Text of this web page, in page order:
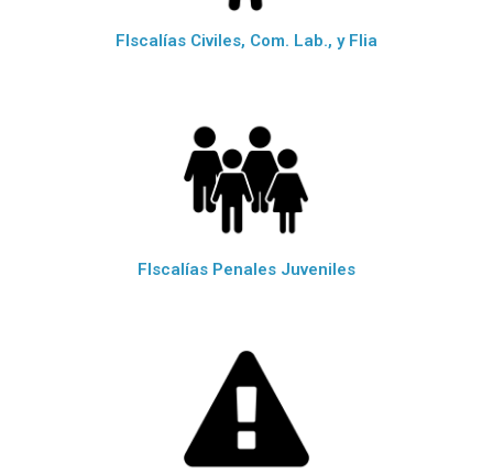
FIscalías Civiles, Com. Lab., y Flia
FIscalías Penales Juveniles